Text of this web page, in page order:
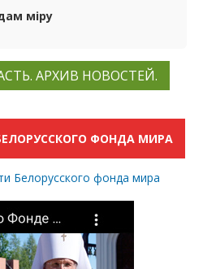
міру
АРХИВ НОВОСТЕЙ.
ФОНДА МИРА
Белорусского фонда мира